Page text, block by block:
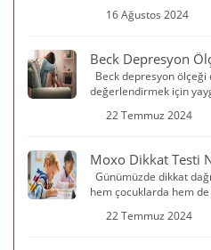
16 Ağustos 2024
Beck Depresyon
Beck depresyon
değerlendirmek için
22 Temmuz 2024
Moxo Dikkat Testi
Günümüzde dikkat
hem çocuklarda hem
22 Temmuz 2024